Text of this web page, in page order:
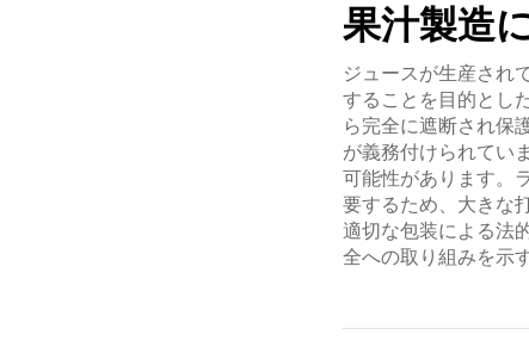
果汁製造
ジュースが生産され
することを目的とし
ら完全に遮断され保
が義務付けられてい
可能性があります。
要するため、大きな
適切な包装による法
全への取り組みを示